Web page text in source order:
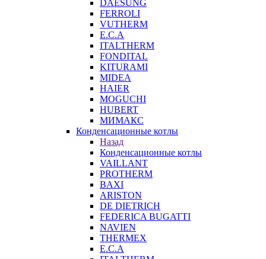
DAESUNG
FERROLI
VUTHERM
E.C.A
ITALTHERM
FONDITAL
KITURAMI
MIDEA
HAIER
MOGUCHI
HUBERT
МИМАКС
Конденсационные котлы
Назад
Конденсационные котлы
VAILLANT
PROTHERM
BAXI
ARISTON
DE DIETRICH
FEDERICA BUGATTI
NAVIEN
THERMEX
E.C.A